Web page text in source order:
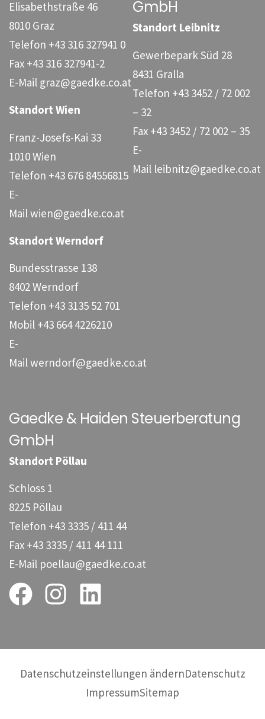
Elisabethstraße 46
8010 Graz
Telefon +43 316 327941 0
Fax +43 316 327941-2
E-Mail graz@gaedke.co.at
Standort Wien
Franz-Josefs-Kai 33
1010 Wien
Telefon +43 676 84556815
E-
Mail wien@gaedke.co.at
Standort Werndorf
Bundesstrasse 138
8402 Werndorf
Telefon +43 3135 52 701
Mobil +43 664 4226210
E-
Mailwerndorf@gaedke.co.at
GmbH
Standort Leibnitz
Gewerbepark Süd 28
8431 Gralla
Telefon +43 3452 / 72 002
– 32
Fax +43 3452 / 72 002 – 35
E-
Mail leibnitz@gaedke.co.at
Gaedke & Haiden Steuerberatung
GmbH
Standort Pöllau
Schloss 1
8225 Pöllau
Telefon +43 3335 / 411 44
Fax +43 3335 / 411 44 111
E-Mail poellau@gaedke.co.at
Datenschutzeinstellungen ändernDatenschutz
ImpressumSitemap